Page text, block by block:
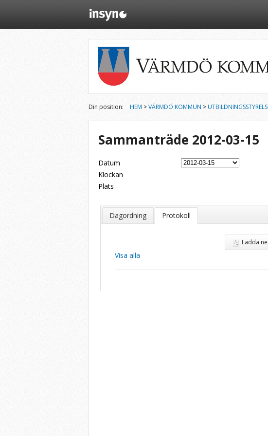
Din position: HEM >VÄRMDÖ KOMMUN >
Sammanträde 2012-03-15
Datum
Klockan
Plats
Dagordning Protokoll
Ladda
Visa alla